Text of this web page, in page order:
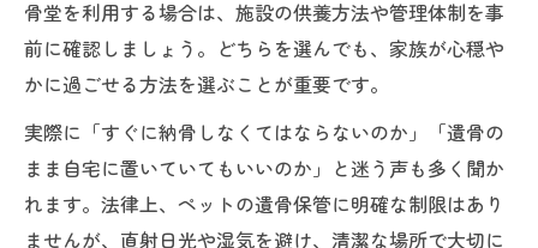
骨堂を利用する場合は、施設の供養方法や管理体制を事
前に確認しましょう。どちらを選んでも、家族が心穏や
かに過ごせる方法を選ぶことが重要です。
実際に「すぐに納骨しなくてはならないのか」「遺骨の
まま自宅に置いていてもいいのか」と迷う声も多く聞か
れます。法律上、ペットの遺骨保管に明確な制限はあり
ませんが、直射日光や湿気を避け、清潔な場所で大切に